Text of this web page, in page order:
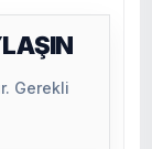
Gerekli